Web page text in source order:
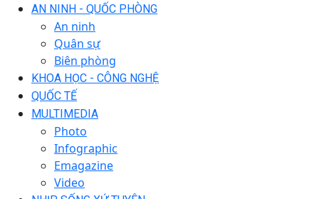
AN NINH - QUỐC PHÒNG
An ninh
Quân sự
Biên phòng
KHOA HỌC - CÔNG NGHỆ
QUỐC TẾ
MULTIMEDIA
Photo
Infographic
Emagazine
Video